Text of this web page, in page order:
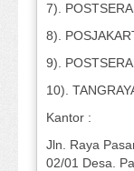
7).
8).
9).
10).
Kantor :
Jln. Raya
02/01 Desa.